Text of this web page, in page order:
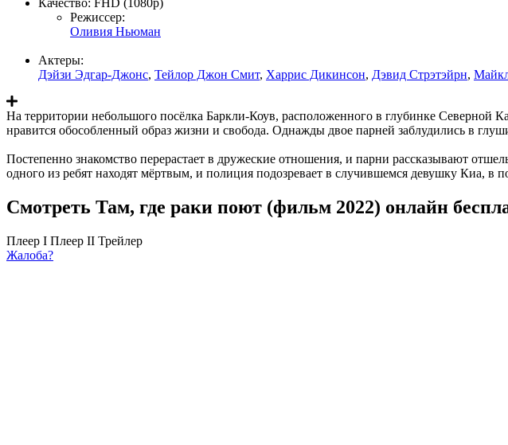
Режиссер:
Оливия Ньюман
Актеры:
Дэйзи Эдгар-Джонс, Тейлор Джон Смит, Харрис Дикинсон, Дэвид Стрэтэйрн,
На территории небольшого посёлка Баркли-Коув, расположенного в глубинке
нравится обособленный образ жизни и свобода. Однажды двое парней заблудились в
Постепенно знакомство перерастает в дружеские отношения, и парни рассказывают
одного из ребят находят мёртвым, и полиция подозревает в случившемся девушку Киа,
Смотреть Там, где раки поют (фильм 2022) онлайн
Плеер I Плеер II Трейлер
Жалоба?